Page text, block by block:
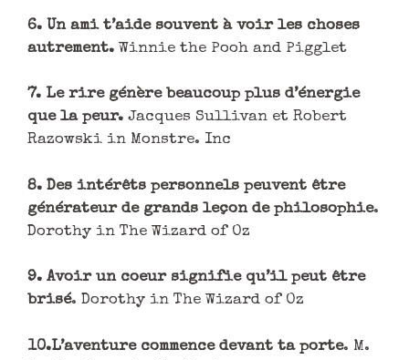
6. Un ami t’aide souvent à voir les choses
autrement. Winnie the Pooh and Pigglet
7. Le rire génère beaucoup plus d’énergie
que la peur. Jacques Sullivan et Robert
Razowski in Monstre. Inc
8. Des intérêts personnels peuvent être
générateur de grands leçon de philosophie.
Dorothy in The Wizard of Oz
9. Avoir un coeur signifie qu’il peut être
brisé. Dorothy in The Wizard of Oz
10.L’aventure commence devant ta porte. M.